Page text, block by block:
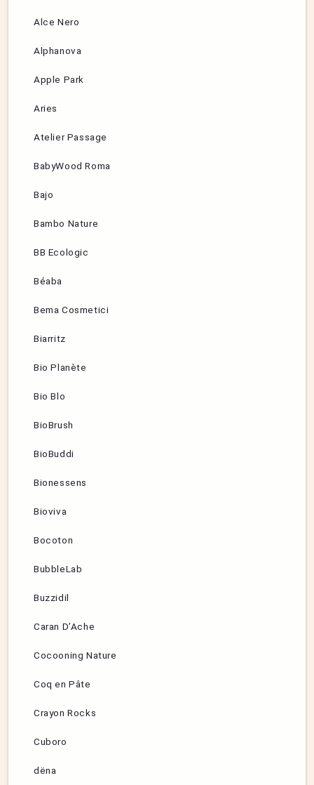
Alce Nero
Alphanova
Apple Park
Aries
Atelier Passage
BabyWood Roma
Bajo
Bambo Nature
BB Ecologic
Béaba
Bema Cosmetici
Biarritz
Bio Planète
Bio Blo
BioBrush
BioBuddi
Bionessens
Bioviva
Bocoton
BubbleLab
Buzzidil
Caran D’Ache
Cocooning Nature
Coq en Pâte
Crayon Rocks
Cuboro
dëna